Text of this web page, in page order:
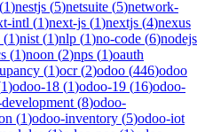
(1)nestjs (5)netsuite (5)network-
intl (1)next-js (1)nextjs (4)nexus
(1)nist (1)nlp (1)no-code (6)nodejs
(1)noon (2)nps (1)oauth
(1)ocr(2)odoo (446)odoo
1)odoo-18 (1)odoo-19 (16)odoo-
(8)odoo-
(1)odoo-inventory (5)odoo-iot